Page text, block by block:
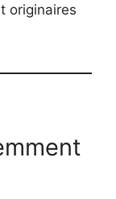
originaires